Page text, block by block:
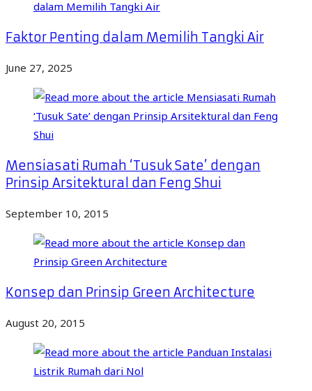
Faktor Penting dalam Memilih Tangki Air
June 27, 2025
Mensiasati Rumah ‘Tusuk Sate’ dengan
Prinsip Arsitektural dan Feng Shui
September 10, 2015
Konsep dan Prinsip Green Architecture
August 20, 2015